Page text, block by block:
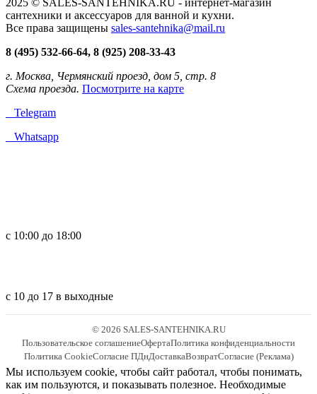
сантехники и аксессуаров для ванной и кухни.
Все права защищены sales-santehnika@mail.ru
8 (495) 532-66-64, 8 (925) 208-33-43
г. Москва, Чермянский проезд, дом 5, стр. 8
Схема проезда. Посмотрите на карте
Telegram
Whatsapp
с 10:00 до 18:00
с 10 до 17 в выходные
© 2026 SALES-SANTEHNIKA.RU
Пользовательское соглашениеОфертаПолитика конфиденциальности
Политика CookieСогласие ПДнДоставкаВозвратСогласие (Реклама)
Мы используем cookie, чтобы сайт работал, чтобы понимать,
как им пользуются, и показывать полезное. Необходимые